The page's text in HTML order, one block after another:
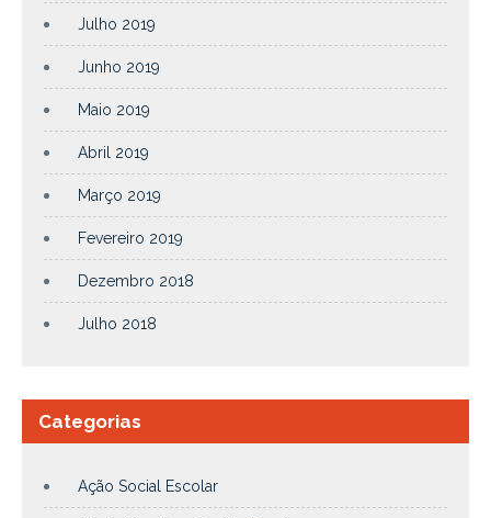
Julho 2019
Junho 2019
Maio 2019
Abril 2019
Março 2019
Fevereiro 2019
Dezembro 2018
Julho 2018
Categorias
Ação Social Escolar